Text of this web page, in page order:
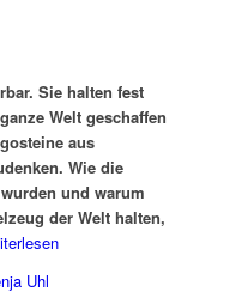
Sie halten fest
Welt geschaffen
aus
Wie die
und warum
der Welt halten,
Uhl